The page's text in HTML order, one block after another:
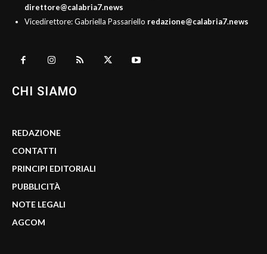
direttore@calabria7.news
Vicedirettore: Gabriella Passariello redazione@calabria7.news
CHI SIAMO
REDAZIONE
CONTATTI
PRINCIPI EDITORIALI
PUBBLICITÀ
NOTE LEGALI
AGCOM